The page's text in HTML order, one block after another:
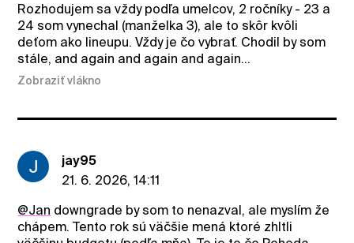
Rozhodujem sa vždy podľa umelcov, 2 ročníky - 23 a
24 som vynechal (manželka 3), ale to skôr kvôli
deťom ako lineupu. Vždy je čo vybrať. Chodil by som
stále, and again and again and again...
Zobraziť vlákno
jay95
21. 6. 2026, 14:11
@Jan downgrade by som to nenazval, ale myslím že
chápem. Tento rok sú väčšie mená ktoré zhltli